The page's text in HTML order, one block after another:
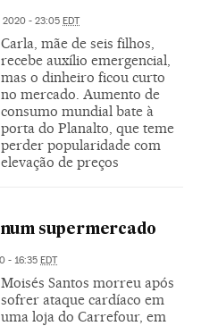
2020 - 23:05 EDT
Carla, mãe de seis filhos,
recebe auxílio emergencial,
mas o dinheiro ficou curto
no mercado. Aumento de
consumo mundial bate à
porta do Planalto, que teme
perder popularidade com
elevação de preços
supermercado
- 16:35 EDT
Moisés Santos morreu após
sofrer ataque cardíaco em
uma loja do Carrefour, em